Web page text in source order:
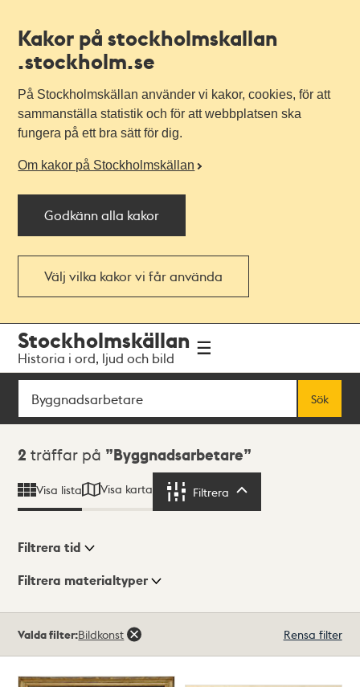
Kakor på stockholmskallan
.stockholm.se
På Stockholmskällan använder vi kakor, cookies, för att
sammanställa statistik och för att webbplatsen ska
fungera på ett bra sätt för dig.
Om kakor på Stockholmskällan
Godkänn alla kakor
Välj vilka kakor vi får använda
navigationen
huvudinnehållet
Stockholmskällan
Historia i ord, ljud och bild
Sök
Sök
Sökresultat
2 träffar på Byggnadsarbetare
Visa lista Visa karta Filtrera
Visningsläge
Filtrera tid
Filtrera materialtyper
träffar
Valda filter:Bildkonst Rensa filter